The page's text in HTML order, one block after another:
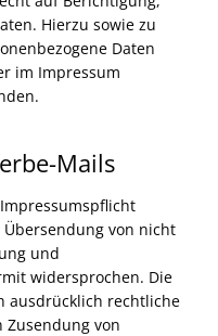
Hierzu sowie zu
Daten
im Impressum
Mails
von nicht
und
widersprochen. Die
ausdrücklich rechtliche
von